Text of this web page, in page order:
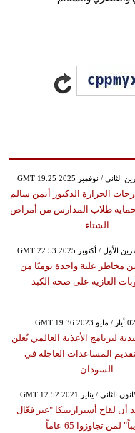
الحرارة الدكتور أيمن سالم
طلاب المدارس من أمراض
الشتاء
مخاطر علبة واحدة يوميًا من
الغازية على صحة الكبد
لبرنامج الأغذية العالمي تُعلن
المساعدات العاجلة في
السودان
أن لقاح أسترازينيكا "غير فعّال
لمن تجاوزوا 65 عاماً